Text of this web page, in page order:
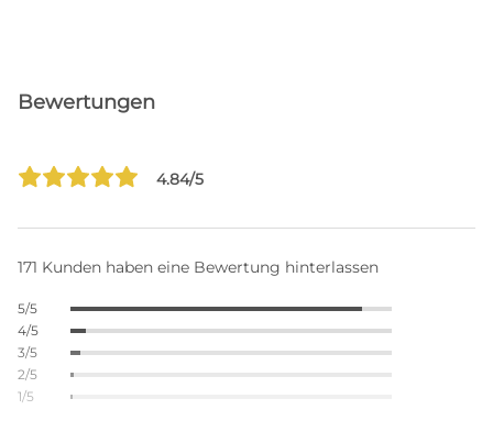
Bewertungen
4.84/5
171 Kunden haben eine Bewertung hinterlassen
5/5
4/5
3/5
2/5
1/5